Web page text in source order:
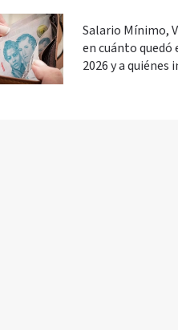
Salario Mínimo,
en cuánto quedó
2026 y a quiénes